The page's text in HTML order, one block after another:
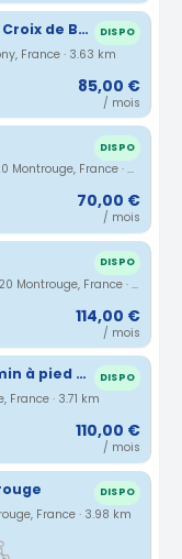
Parking Antony - RER La Croix de Berny DISPO
France · 3.63 km
85,00 €
/ mois
DISPO
110 Avenue Aristide Briand, 92120 Montrouge, France · 3.63 km
70,00 €
/ mois
DISPO
106 Avenue Aristide Briand, 92120 Montrouge, France · 3.68 km
114,00 €
/ mois
Parking Montrouge (10min à pied porte d'orléans) DISPO
France · 3.71 km
110,00 €
/ mois
DISPO
France · 3.98 km